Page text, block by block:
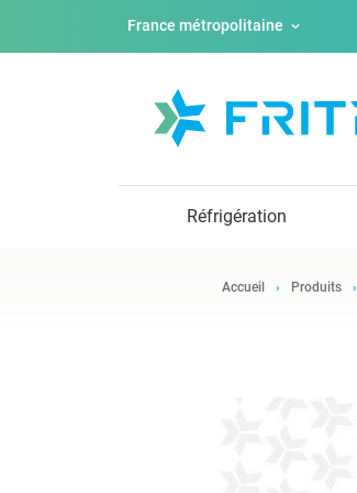
France métropolitaine
Réfrigération
Accueil Produits